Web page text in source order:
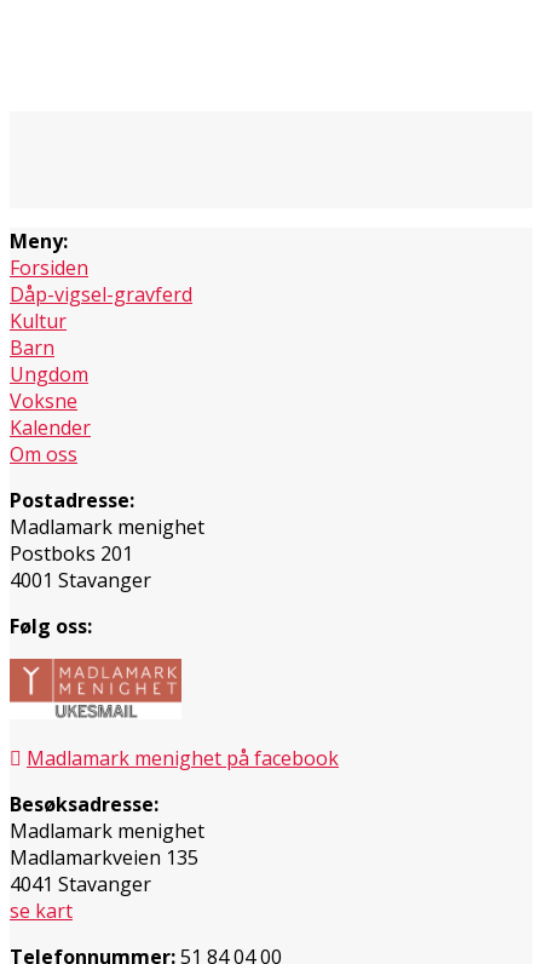
Meny:
Forsiden
Dåp-vigsel-gravferd
Kultur
Barn
Ungdom
Voksne
Kalender
Om oss
Postadresse:
Madlamark menighet
Postboks 201
4001 Stavanger
Følg oss:
Madlamark menighet på facebook
Besøksadresse:
Madlamark menighet
Madlamarkveien 135
4041 Stavanger
se kart
Telefonnummer:51 84 04 00